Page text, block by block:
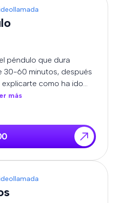
péndulo que dura
30-60 minutos, después
como ha ido
tus dudas.
más